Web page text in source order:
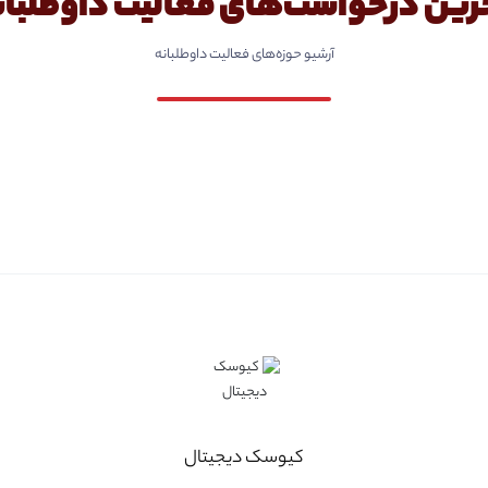
آرشیو حوزه‌های فعالیت داوطلبانه
کیوسک دیجیتال